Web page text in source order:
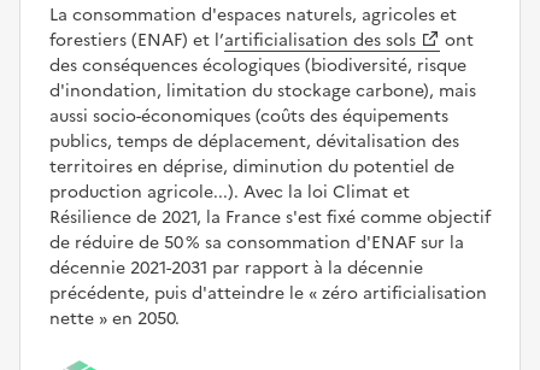
La consommation d'espaces naturels, agricoles et
forestiers (ENAF) et l’artificialisation des sols
ont
des conséquences écologiques (biodiversité, risque
d'inondation, limitation du stockage carbone), mais
aussi socio-économiques (coûts des équipements
publics, temps de déplacement, dévitalisation des
territoires en déprise, diminution du potentiel de
production agricole...). Avec la loi Climat et
Résilience de 2021, la France s'est fixé comme objectif
de réduire de 50 % sa consommation d'ENAF sur la
décennie 2021-2031 par rapport à la décennie
précédente, puis d'atteindre le
zéro artificialisation
nette
en 2050.